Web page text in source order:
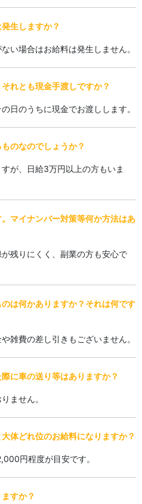
生しますか？
い場合はお給料は発生しません。
れとも現金手渡しですか？
日のうちに現金でお渡しします。
のなのでしょうか？
が、日給3万円以上の方もいま
マイナンバー対策等何か方法はあ
残りにくく、副業の方も安心で
は何かありますか？それは何です
雑費の差し引きもございません。
に車の送り等はありますか？
ません。
体どれ位のお給料になりますか？
円程度が目安です。
すか？